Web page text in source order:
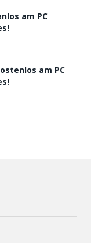
am PC
am PC